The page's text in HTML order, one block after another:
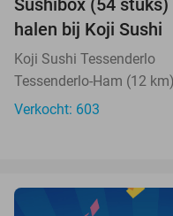
Sushibox (54
halen bij Koji Sushi
Koji Sushi Tessenderlo
Tessenderlo-Ham (12 km)
Verkocht: 603